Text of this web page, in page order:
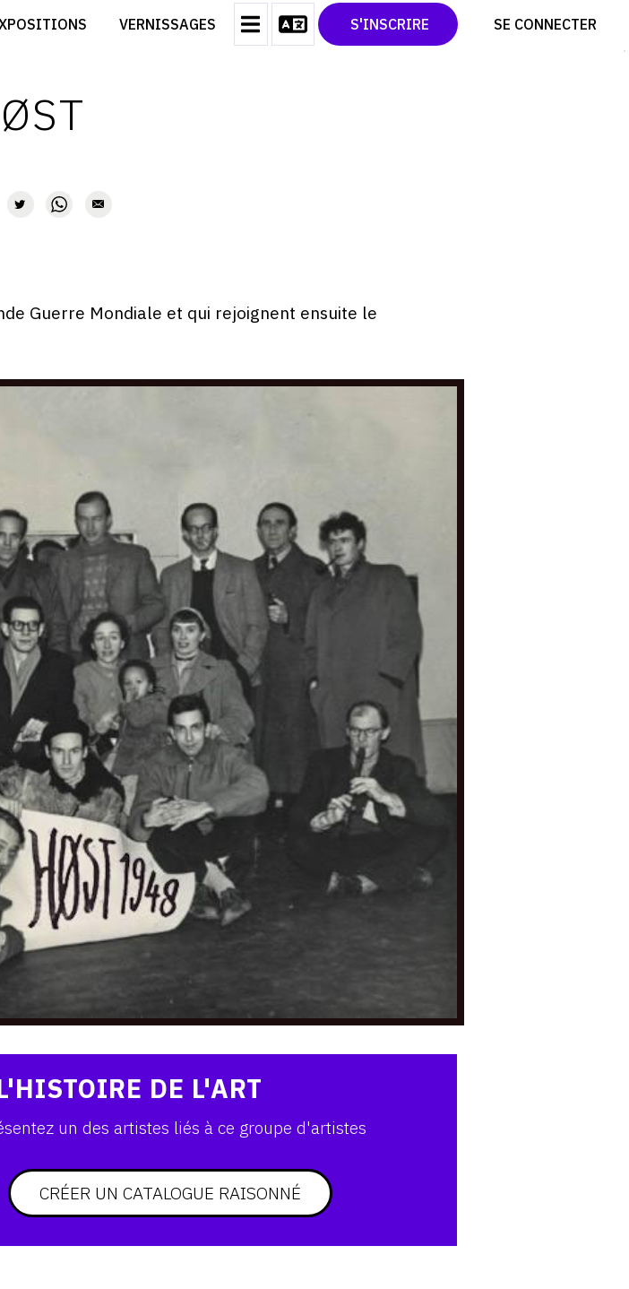
VERNISSAGES S'INSCRIRE SE CONNECTER
D'EXPO
CONTACT
CGU
TWITTER
PINTEREST
Guerre Mondiale et qui rejoignent ensuite le
DE L'ART
un des artistes liés à ce groupe d'artistes
CRÉER UN CATALOGUE RAISONNÉ